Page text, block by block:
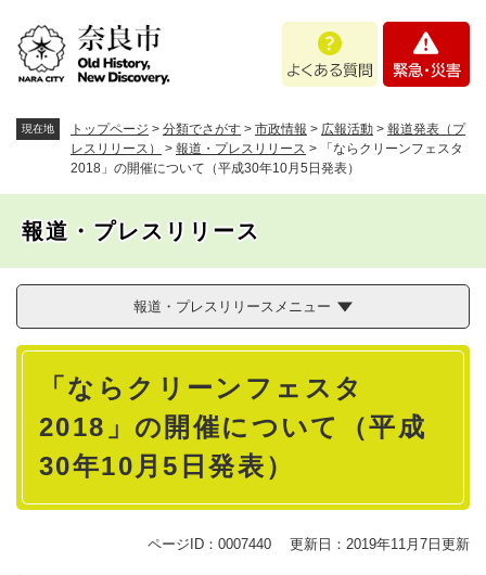
。
あ
問
・
現在地 トップページ > 分類でさがす > 市政情報 > 広報活動 > 報道発表（プ
レスリリース）
> 報道・プレスリリース >
「ならクリーンフェスタ
2018」の開催について（平成30年10月5日発表）
報道・プレスリリース
報道・プレスリリースメニュー
本
「ならクリーンフェスタ
2018」の開催について（平成
30年10月5日発表）
ページID：0007440 更新日：2019年11月7日更新